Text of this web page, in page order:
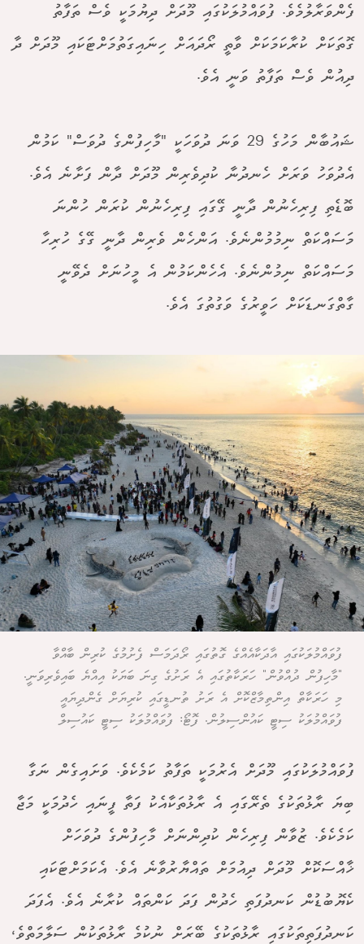
ފެންވަރާލުމެވެ. ފުވައްމުލަކުގައި މޫދަށް ދިޔުމަކީ ވެސް ތަފާތު
ގޮތަކަށް ކުރާކަމަކަށް ވާތީ ރޯދައަށް ހިނައިގަތުމަށްޓަކައި މޫދަށް ދާ
ދިއުން ވެސް ތަފާތު ވަނީ އެވެ.
ޝައުބާން މަހުގެ 29 ވަނަ ދުވަހަކީ "މާހިފުންގެ ދުވަސް" ކަމުން
އެދުވަހު ވަރަށް ހެނދުނާ ކުދިވެރިން މޫދަށް ދާން ފަށާނެ އެވެ.
ބޮޑެތި ފިރިހެނުން ދާނީ ގޭގައި ފިރިހެނުން ކުރަން ހުންނަ
މަސައްކަތް ނިމުމުންނެވެ. އަންހެން ވެރިން ދާނީ ގޭގެ ހުރިހާ
މަސައްކަތް ނިމުންނެވެ. އެހެންކަމުން އެ މީހުނަށް ދެވޭނީ
ގާތްގަނޑަކަށް ހަވީރުގެ ވަގުތުގަ އެވެ.
ފުވައްމުލަކުގައި އާދަކާއެއްގެ ގޮތުގައި ރޯދަމަސް ފެށުމުގެ ކުރިން ބާއްވާ
"މާހިފުން ދުއްވުން" ހަރަކާތުގައި އެ ރަށުގެ ގިނަ ބަޔަކު އިއްޔެ ބައިވެރިވަނީ.
މި ހަރަކާތް އިންތިމާޒްކޮށް އެ ރަށު ތުނޑީގައި ކުރިޔަށް ގެންދިޔައީ
ފުވައްމުލަކު ސިޓީ ކައުންސިލުން. ފޮޓޯ: ފުވައްމުލަކު ސިޓީ ކައުސިލް
ފުވައްމުލަކުގައި މޫދަށް އެރުމަކީ ތަފާތު ކަމެކެވެ. ވަށައިގެން ނަގާ
ބިޔަ ރާޅުތަކުގެ ތެރޭގައި އެ ރާޅުތަކާއެކު ފަތާ ފީނައި ހެދުމަކީ މަޖާ
ކަމެކެވެ. ޒުވާން ފިރިހެން ކުދިންނަށް މާހިފުންގެ ދުވަހަށް
ޚާއްސަކޮށް މޫދަށް ދިއުމަށް ތައްޔާރުވާނެ އެވެ. އެކަމަށްޓަކައި
ކެޔޮބުޑުން ކަނދުފަތި ހެދުން ފަދަ ކަންތައް ކުރާނެ އެވެ. އެފަދަ
ކަނދުފަތިތަކުގައި ރާޅުތަކުގެ ބޭރަށް ނުކުމެ ރާޅުތަކުން ސަލާމަތްވެ،